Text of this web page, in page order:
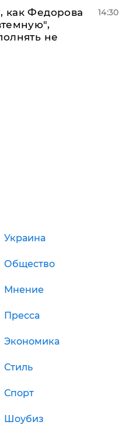
как Федорова
не
14:30
Украина
Общество
Мнение
Пресса
Экономика
Стиль
Спорт
Шоубиз